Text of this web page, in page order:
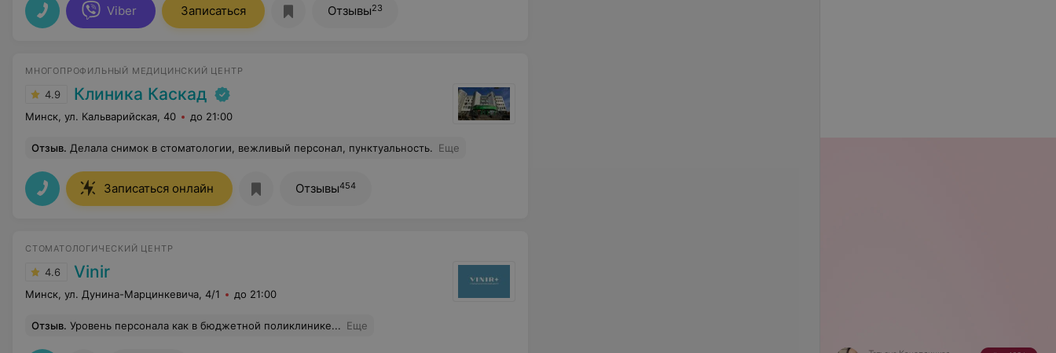
Viber Записаться Отзывы23
МНОГОПРОФИЛЬНЫЙ МЕДИЦИНСКИЙ ЦЕНТР
4.9 Клиника Каскад
Минск, ул. Кальварийская, 40 до 21:00
Отзыв. Делала снимок в стоматологии, вежливый персонал, пунктуальность. Еще
Записаться онлайн Отзывы454
СТОМАТОЛОГИЧЕСКИЙ ЦЕНТР
4.6 Vinir
Минск, ул. Дунина-Марцинкевича, 4/1 до 21:00
Отзыв. Уровень персонала как в бюджетной поликлинике... Еще